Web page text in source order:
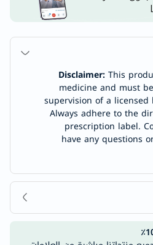
Disclaimer:This
medicine and must
supervision of a
Always adhere to the
prescription label.
have any questions